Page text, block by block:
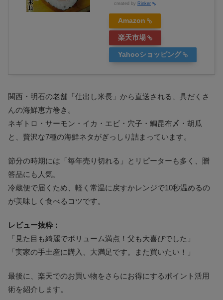
created by Rinker
Amazon
楽天市場
Yahooショッピング
関西・明石の老舗「仕出し米長」から直送される、具だくさ
んの海鮮恵方巻き。
ネギトロ・サーモン・イカ・エビ・穴子・鯛昆布〆・胡瓜
と、贅沢な7種の海鮮ネタがぎっしり詰まっています。
節分の時期には「毎年売り切れる」とリピーターも多く、贈
答品にも人気。
冷蔵便で届くため、軽く常温に戻すかレンジで10秒温めるの
が美味しく食べるコツです。
レビュー抜粋：
「見た目も綺麗でボリューム満点！父も大喜びでした」
「実家の手土産に購入、大満足です。また買いたい！」
最後に、楽天でのお買い物をさらにお得にするポイント活用
術を紹介します。